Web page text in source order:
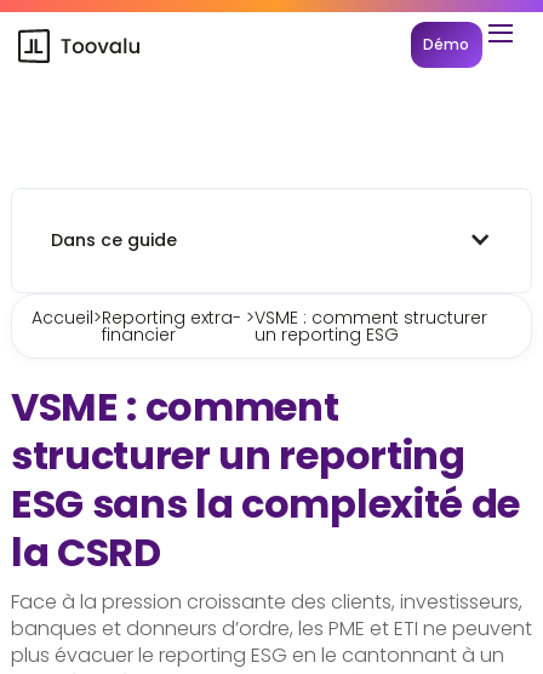
Démo
Dans ce guide
Accueil>Reporting extra-
financier
>VSME : comment structurer
un reporting ESG
VSME : comment
structurer un reporting
ESG sans la complexité de
la CSRD
Face à la pression croissante des clients, investisseurs,
banques et donneurs d’ordre, les PME et ETI ne peuvent
plus évacuer le reporting ESG en le cantonnant à un